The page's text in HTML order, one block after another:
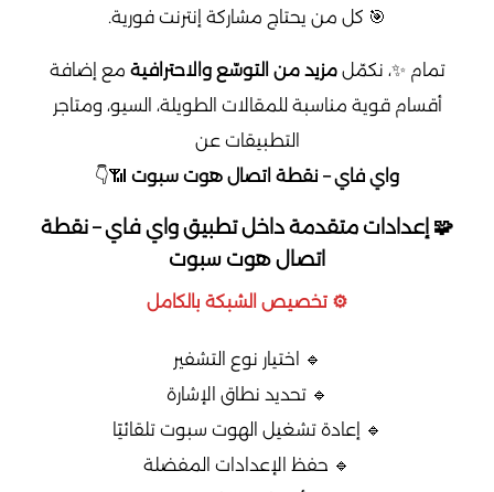
🎯 كل من يحتاج مشاركة إنترنت فورية.
تمام ✨، نكمّلمزيد من التوسّع والاحترافية مع إضافة
أقسام قوية مناسبة للمقالات الطويلة، السيو، ومتاجر
التطبيقات عن
واي فاي – نقطة اتصال هوت سبوت 📶👇
🧩 إعدادات متقدمة داخل تطبيق واي فاي – نقطة
اتصال هوت سبوت
⚙️ تخصيص الشبكة بالكامل
🔹 اختيار نوع التشفير
🔹 تحديد نطاق الإشارة
🔹 إعادة تشغيل الهوت سبوت تلقائيًا
🔹 حفظ الإعدادات المفضلة